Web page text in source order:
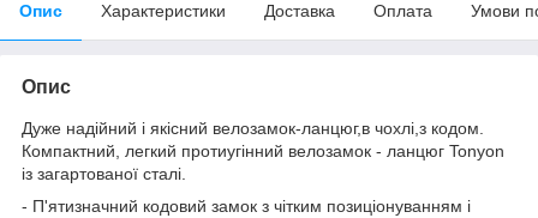
Опис Характеристики Доставка Оплата Умови
Опис
Дуже надійний і якісний велозамок-ланцюг,в чохлі,з кодом.
Компактний, легкий протиугінний велозамок - ланцюг Tonyon
із загартованої сталі.
- П'ятизначний кодовий замок з чітким позиціонуванням і